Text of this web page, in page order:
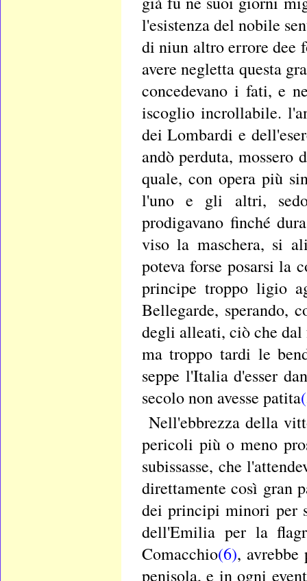
l'esistenza del nobile
di niun altro errore dee
avere negletta questa
concedevano i fati, e
iscoglio incrollabile.
dei Lombardi e
andò perduta, mossero
quale, con opera più
l'uno e gli altri,
prodigavano finché
viso la maschera, si
poteva forse posarsi la
principe troppo ligio
Bellegarde, sperando,
degli alleati, ciò che dal
ma troppo tardi le
seppe l'Italia d'esser
secolo non avesse patita
Nell'ebbrezza della
pericoli più o meno
subissasse, che
direttamente così gran
dei principi minori per
dell'Emilia per la
Comacchio(6),
penisola, e in ogni